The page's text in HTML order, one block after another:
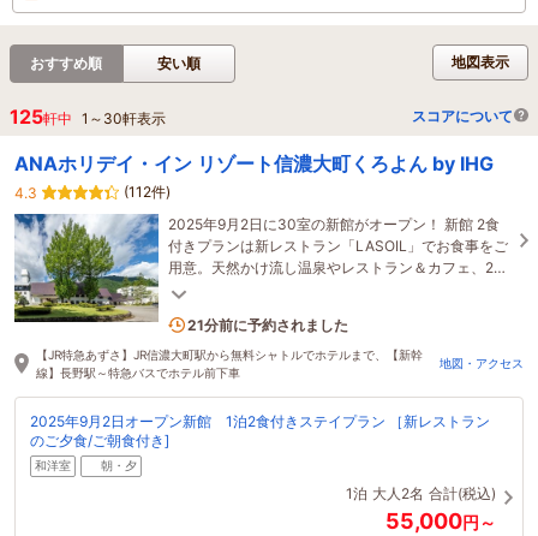
地図表示
おすすめ順 安い順
125軒中 1 ～ 30軒表示 スコアについて
ANAホリデイ・イン リゾート信濃大町くろよん by IHG
4.3
(112件)
2025年9月2日に30室の新館がオープン！ 新館 2食
付きプランは新レストラン「LASOIL」でお食事をご
用意。天然かけ流し温泉やレストラン＆カフェ、24
時間フィットネスなど贅沢なマウンテンリゾート。
2名がこの宿を見ています
21分前に予約されました
【JR特急あずさ】JR信濃大町駅から無料シャトルでホテルまで、【新幹
線】長野駅～特急バスでホテル前下車
地図・アクセス
2025年9月2日オープン新館 1泊2食付きステイプラン ［新レストラン
のご夕食/ご朝食付き]
和洋室 朝・夕
1泊 大人2名 合計(税込)
55,000円～